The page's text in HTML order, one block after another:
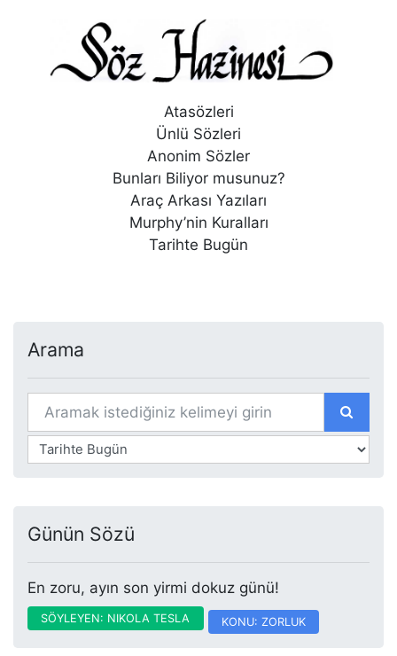
Atasözleri
Ünlü Sözleri
Anonim Sözler
Bunları Biliyor musunuz?
Araç Arkası Yazıları
Murphy’nin Kuralları
Tarihte Bugün
Arama
Günün Sözü
En zoru, ayın son yirmi dokuz günü!
SÖYLEYEN: NIKOLA TESLA KONU: ZORLUK